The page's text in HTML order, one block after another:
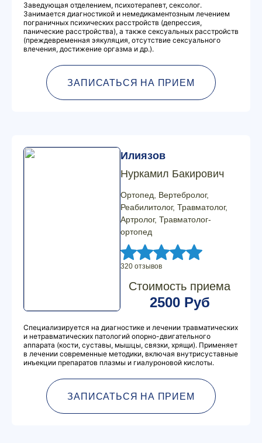
Заведующая отделением, психотерапевт, сексолог.
Занимается диагностикой и немедикаментозным лечением
пограничных психических расстройств (депрессия,
панические расстройства), а также сексуальных расстройств
(преждевременная эякуляция, отсутствие сексуального
влечения, достижение оргазма и др.).
ЗАПИСАТЬСЯ НА ПРИЕМ
Илиязов
Нуркамил Бакирович
Ортопед, Вертебролог,
Реабилитолог, Травматолог,
Артролог, Травматолог-
ортопед
320 отзывов
Стоимость приема
2500 Руб
Специализируется на диагностике и лечении травматических
и нетравматических патологий опорно-двигательного
аппарата (кости, суставы, мышцы, связки, хрящи). Применяет
в лечении современные методики, включая внутрисуставные
инъекции препаратов плазмы и гиалуроновой кислоты.
ЗАПИСАТЬСЯ НА ПРИЕМ